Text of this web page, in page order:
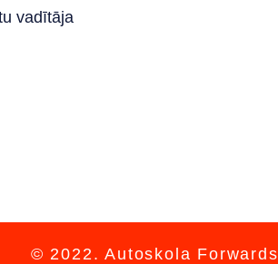
vadītāja
© 2022. Autoskola Forwards